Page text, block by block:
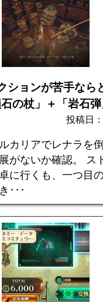
ョンが苦手なら
石の杖」＋「岩石弾
投稿日
カリアでレナラを
がないか確認。 ス
に行くも、一つ目
･･･